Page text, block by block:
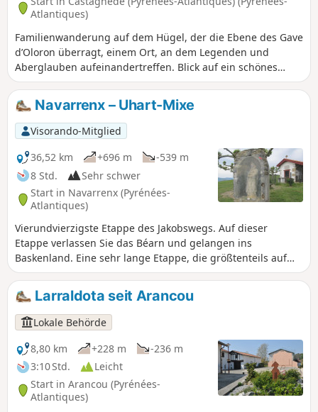
Atlantiques)
Familienwanderung auf dem Hügel, der die Ebene des Gave
d’Oloron überragt, einem Ort, an dem Legenden und
Aberglauben aufeinandertreffen. Blick auf ein schönes
Bauwerk von Eiffel, das den Gave überspannt.
Navarrenx – Uhart-Mixe
Visorando-Mitglied
36,52 km
+696 m
-539 m
8 Std.
Sehr schwer
Start in Navarrenx (Pyrénées-
Atlantiques)
Vierundvierzigste Etappe des Jakobswegs. Auf dieser
Etappe verlassen Sie das Béarn und gelangen ins
Baskenland. Eine sehr lange Etappe, die größtenteils auf
Landstraßen und Wegen durch den Wald verläuft. Da Sie
keine größeren Ortschaften durchqueren, ist es ratsam,
sich vor dem Aufbruch mit Proviant einzudecken.
Larraldota seit Arancou
Lokale Behörde
8,80 km
+228 m
-236 m
3:10 Std.
Leicht
Start in Arancou (Pyrénées-
Atlantiques)